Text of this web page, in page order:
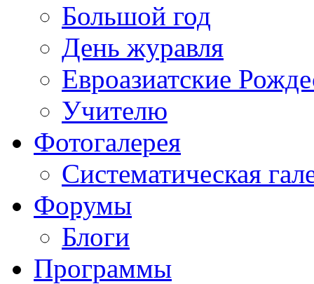
Большой год
День журавля
Евроазиатские
Учителю
Фотогалерея
Систематическая
Форумы
Блоги
Программы